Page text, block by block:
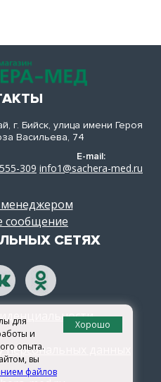
г. Бийск, улица имени Героя
Васильева, 74
309
E-mail:
info1@sachera-med.ru
менеджером
сообщение
СЕТЯХ
персональных данных
для
и
опыта.
вы
файлов
Хорошо